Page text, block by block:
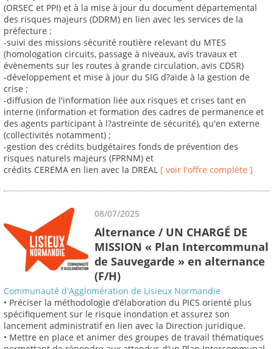
(ORSEC et PPI) et à la mise à jour du document départemental
des risques majeurs (DDRM) en lien avec les services de la
préfecture ;
-suivi des missions sécurité routière relevant du MTES
(homologation circuits, passage à niveaux, avis travaux et
évènements sur les routes à grande circulation, avis CDSR)
-développement et mise à jour du SIG d?aide à la gestion de
crise ;
-diffusion de l'information liée aux risques et crises tant en
interne (information et formation des cadres de permanence et
des agents participant à l?astreinte de sécurité), qu'en externe
(collectivités notamment) ;
-gestion des crédits budgétaires fonds de prévention des
risques naturels majeurs (FPRNM) et
crédits CEREMA en lien avec la DREAL [ voir l'offre complète ]
08/07/2025
Alternance / UN CHARGÉ DE
MISSION « Plan Intercommunal
de Sauvegarde » en alternance
(F/H)
Communauté d'Agglomération de Lisieux Normandie
• Préciser la méthodologie d’élaboration du PICS orienté plus
spécifiquement sur le risque inondation et assurez son
lancement administratif en lien avec la Direction juridique.
• Mettre en place et animer des groupes de travail thématiques